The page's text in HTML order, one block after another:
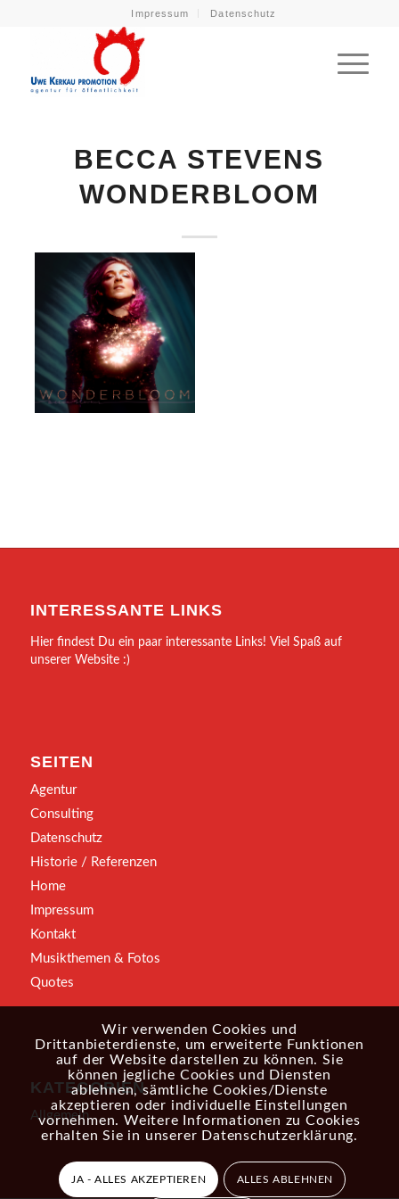
Impressum Datenschutz
BECCA STEVENS
WONDERBLOOM
INTERESSANTE LINKS
Hier findest Du ein paar interessante Links! Viel Spaß auf
unserer Website :)
SEITEN
Agentur
Consulting
Datenschutz
Historie / Referenzen
Home
Impressum
Kontakt
Musikthemen & Fotos
Quotes
KATEGORIEN
Allgemein
Wir verwenden Cookies und
Drittanbieterdienste, um erweiterte Funktionen
auf der Website darstellen zu können. Sie
können jegliche Cookies und Diensten
ablehnen, sämtliche Cookies/Dienste
akzeptieren oder individuelle Einstellungen
vornehmen. Weitere Informationen zu Cookies
erhalten Sie in unserer Datenschutzerklärung.
JA - ALLES AKZEPTIEREN ALLES ABLEHNEN